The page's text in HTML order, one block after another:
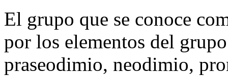
El grupo que se conoce
por los elementos del
praseodimio, neodimio,